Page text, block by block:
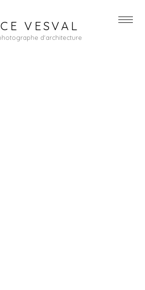
VESVAL
d'architecture